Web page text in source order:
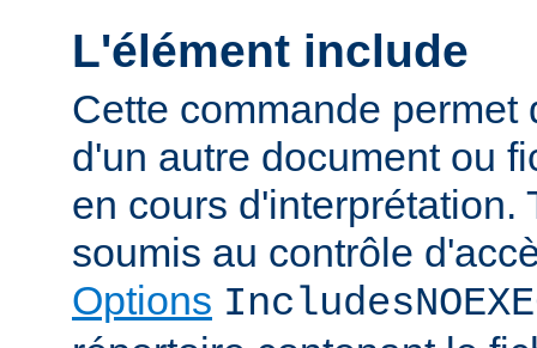
L'élément include
Cette commande permet
d'un autre document ou
en cours d'interprétation.
soumis au contrôle
Options